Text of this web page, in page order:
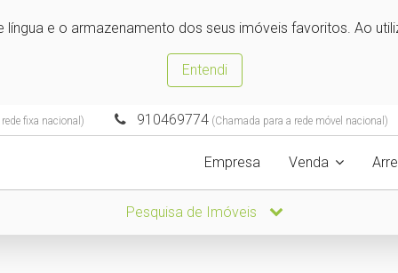
e o armazenamento dos seus imóveis favoritos. Ao
Entendi
fixa nacional) 910469774(Chamada para a rede móvel nacional)
Empresa Venda
Pesquisa de Imóveis